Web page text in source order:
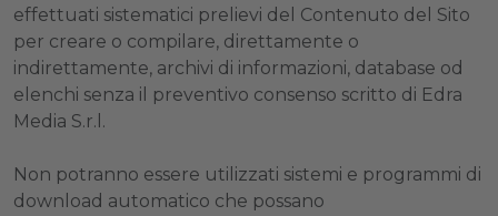
effettuati sistematici prelievi del Contenuto del Sito
per creare o compilare, direttamente o
indirettamente, archivi di informazioni, database od
elenchi senza il preventivo consenso scritto di Edra
Media S.r.l.
Non potranno essere utilizzati sistemi e programmi di
download automatico che possano